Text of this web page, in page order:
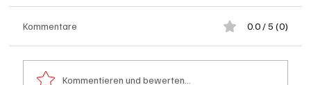
Kommentare 0.0 / 5 (0)
Kommentieren und bewerten...